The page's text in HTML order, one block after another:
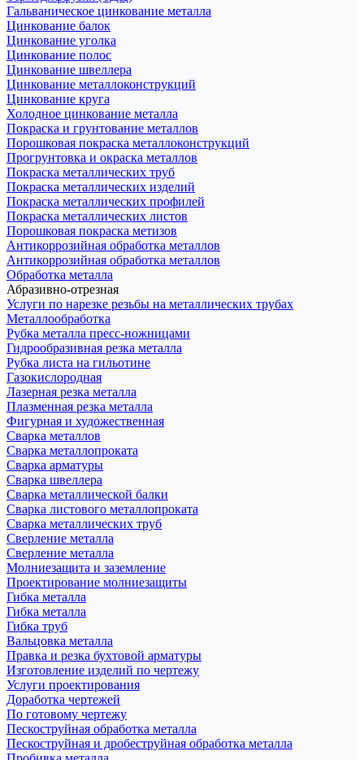
Гальваническое цинкование металла
Цинкование балок
Цинкование уголка
Цинкование полос
Цинкование швеллера
Цинкование металлоконструкций
Цинкование круга
Холодное цинкование металла
Покраска и грунтование металлов
Порошковая покраска металлоконструкций
Прогрунтовка и окраска металлов
Покраска металлических труб
Покраска металлических изделий
Покраска металлических профилей
Покраска металлических листов
Порошковая покраска метизов
Антикоррозийная обработка металлов
Антикоррозийная обработка металлов
Обработка металла
Абразивно-отрезная
Услуги по нарезке резьбы на металлических трубах
Металлообработка
Рубка металла пресс-ножницами
Гидрообразивная резка металла
Рубка листа на гильотине
Газокислородная
Лазерная резка металла
Плазменная резка металла
Фигурная и художественная
Сварка металлов
Сварка металлопроката
Сварка арматуры
Сварка швеллера
Сварка металлической балки
Сварка листового металлопроката
Сварка металлических труб
Сверление металла
Сверление металла
Молниезащита и заземление
Проектирование молниезащиты
Гибка металла
Гибка металла
Гибка труб
Вальцовка металла
Правка и резка бухтовой арматуры
Изготовление изделий по чертежу
Услуги проектирования
Доработка чертежей
По готовому чертежу
Пескоструйная обработка металла
Пескоструйная и дробеструйная обработка металла